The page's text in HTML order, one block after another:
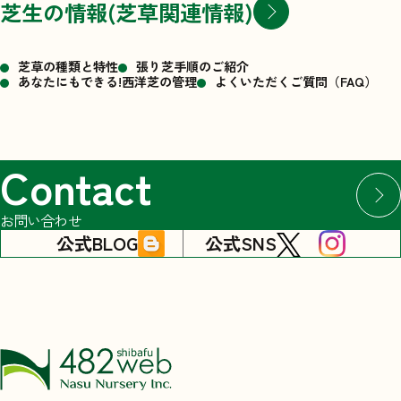
芝生の情報(芝草関連情報)
芝草の種類と特性
張り芝手順のご紹介
あなたにもできる!西洋芝の管理
よくいただくご質問（FAQ）
Contact
お問い合わせ
公式BLOG 公式SNS